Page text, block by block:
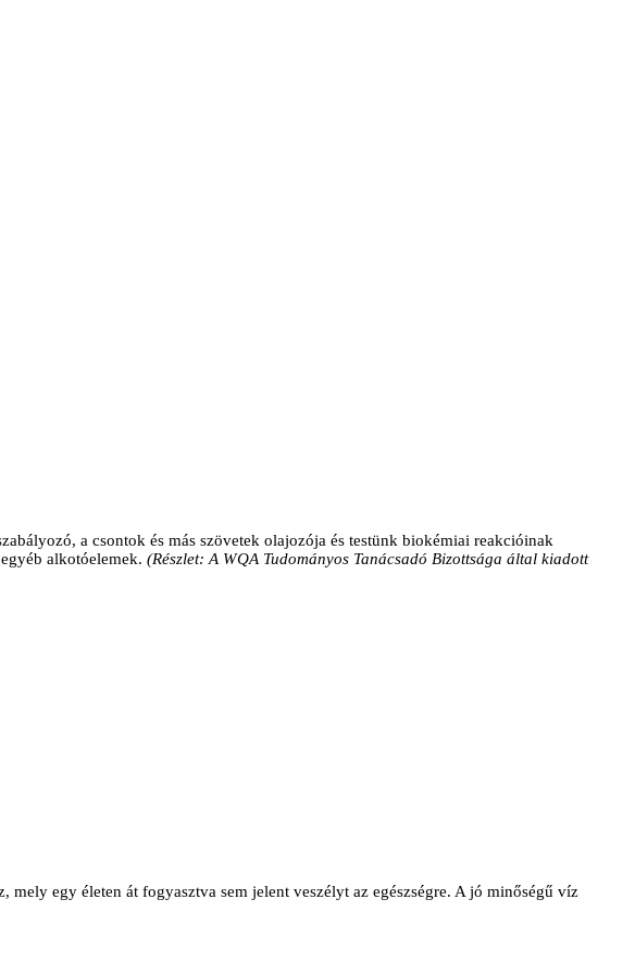
a csontok és más szövetek olajozója és testünk biokémiai reakcióinak
alkotóelemek. (Részlet: A WQA Tudományos Tanácsadó Bizottsága által kiadott
egy életen át fogyasztva sem jelent veszélyt az egészségre. A jó minőségű víz